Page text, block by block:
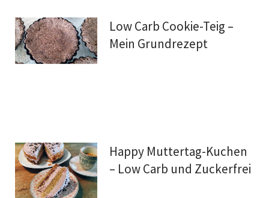
Low Carb Cookie-Teig –
Mein Grundrezept
Happy Muttertag-Kuchen
– Low Carb und Zuckerfrei